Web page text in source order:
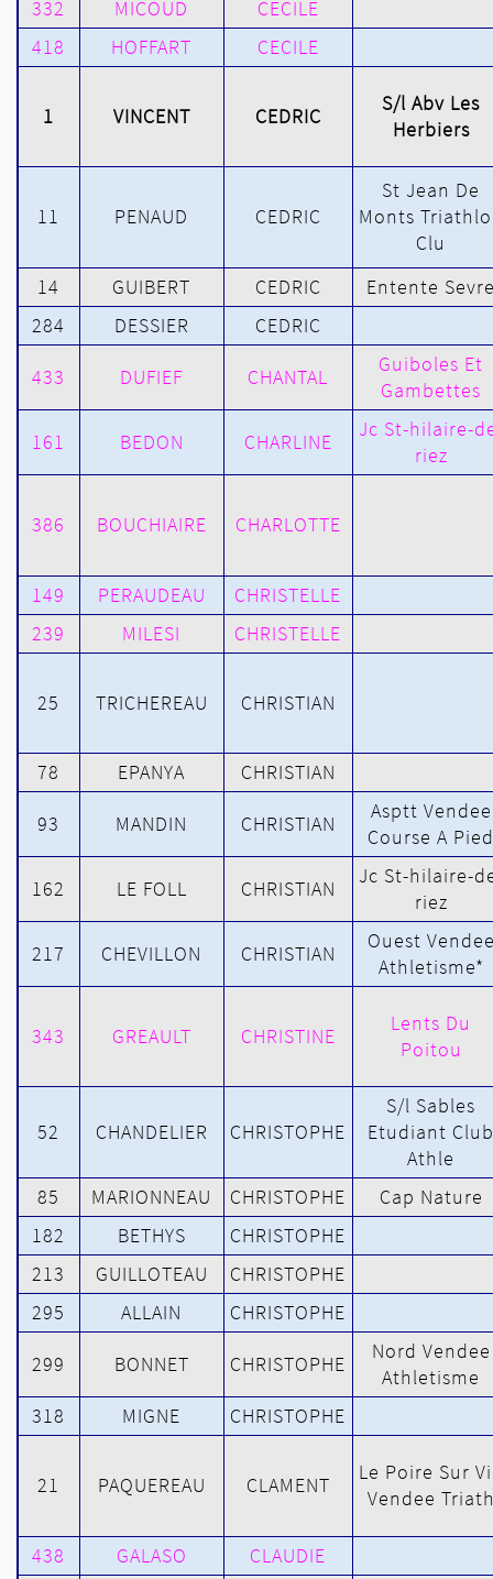
332 MICOUD
CECILE
418
HOFFART CECILE
1 VINCENT CEDRIC
S/l Abv Les
Herbiers
11 PENAUD CEDRIC
St Jean De
Monts
Clu
14
GUIBERT CEDRIC
Entente
284
DESSIER CEDRIC
433 DUFIEF CHANTAL
Guiboles Et
Gambettes
161 BEDON CHARLINE
Jc St-hilaire-
riez
386 BOUCHIAIRE CHARLOTTE
149 PERAUDEAU
CHRISTELLE
239
MILESI CHRISTELLE
25 TRICHEREAU CHRISTIAN
78 EPANYA CHRISTIAN
93 MANDIN CHRISTIAN
Asptt Vendee
Course A Pied
162 LE FOLL CHRISTIAN
Jc St-hilaire-
riez
217 CHEVILLON CHRISTIAN
Ouest
Athletisme*
343 GREAULT CHRISTINE
Lents Du
Poitou
52 CHANDELIER CHRISTOPHE
S/l Sables
Etudiant Club
Athle
85
MARIONNEAU CHRISTOPHE
Cap Nature
182
BETHYS
CHRISTOPHE
213
GUILLOTEAU
CHRISTOPHE
295
ALLAIN CHRISTOPHE
299 BONNET CHRISTOPHE
Nord Vendee
Athletisme
318
MIGNE CHRISTOPHE
21 PAQUEREAU CLAMENT
Le Poire Sur
Vendee
438 GALASO
CLAUDIE